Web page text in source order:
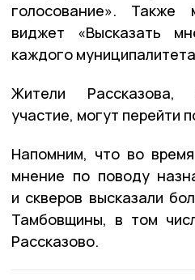
голосование». Также
виджет «Высказать
каждого
Жители Рассказова,
участие, могут перейти
Напомним, что во
мнение по поводу
и скверов высказали
Тамбовщины, в том
Рассказово.